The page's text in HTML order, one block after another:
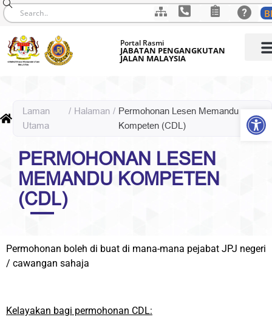
to
content
Portal Rasmi
JABATAN PENGANGKUTAN
JALAN MALAYSIA
Laman
Utama
/ Halaman / Permohonan Lesen Memandu
Kompeten (CDL)
PERMOHONAN LESEN
MEMANDU KOMPETEN
(CDL)
Permohonan boleh di buat di mana-mana pejabat JPJ negeri
/ cawangan sahaja
Kelayakan bagi permohonan CDL: